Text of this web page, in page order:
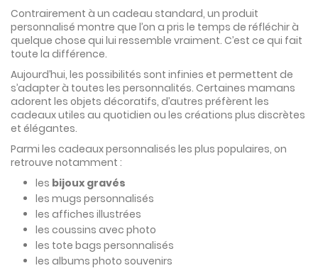
Contrairement à un cadeau standard, un produit
personnalisé montre que l’on a pris le temps de réfléchir à
quelque chose qui lui ressemble vraiment. C’est ce qui fait
toute la différence.
Aujourd’hui, les possibilités sont infinies et permettent de
s’adapter à toutes les personnalités. Certaines mamans
adorent les objets décoratifs, d’autres préfèrent les
cadeaux utiles au quotidien ou les créations plus discrètes
et élégantes.
Parmi les cadeaux personnalisés les plus populaires, on
retrouve notamment :
les bijoux gravés
les mugs personnalisés
les affiches illustrées
les coussins avec photo
les tote bags personnalisés
les albums photo souvenirs